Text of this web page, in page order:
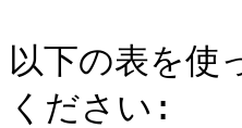
以下の表を使
ください: